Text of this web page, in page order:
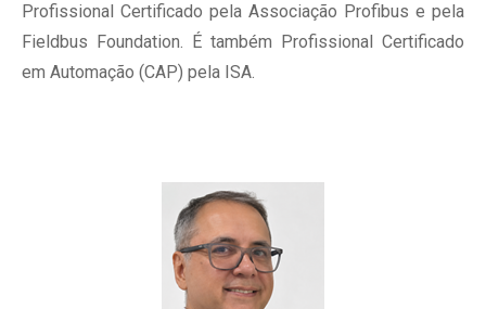
Profissional Certificado pela Associação Profibus e pela
Fieldbus Foundation. É também Profissional Certificado
em Automação (CAP) pela ISA.